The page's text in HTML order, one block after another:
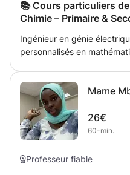
📚 Cours particuliers
Chimie – Primaire &
Ingénieur en génie
personnalisés en
des examens, je m’adapte
chaque élève. ✅ Méthode pédagogique claire et
structurée ✅ Cours à
Harlange, Pommerloch,
🎯 Objectif : redonner
Mame
26€
60-min.
Professeur fiable